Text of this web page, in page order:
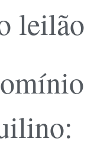
leilão